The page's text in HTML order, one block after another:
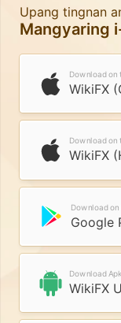
Upang tingnan
Mangyaring
Download on
WikiFX
Download on
WikiFX
Download on
Google
Download Apk
WikiFX